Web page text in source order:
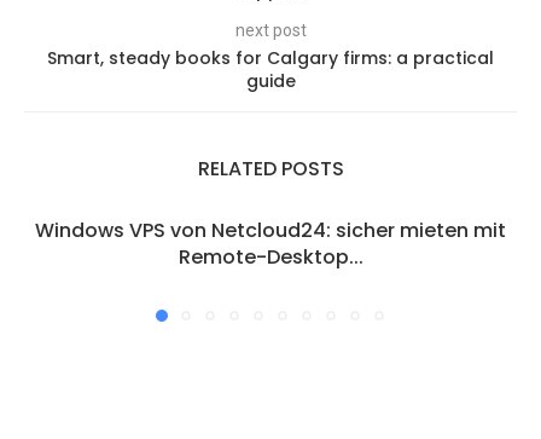
next post
Smart, steady books for Calgary firms: a practical
guide
RELATED POSTS
Windows VPS von Netcloud24: sicher mieten mit
Remote-Desktop...